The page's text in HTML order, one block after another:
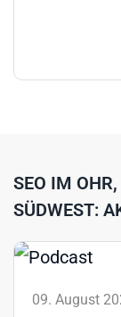
SEO IM
SÜDWEST:
09. August